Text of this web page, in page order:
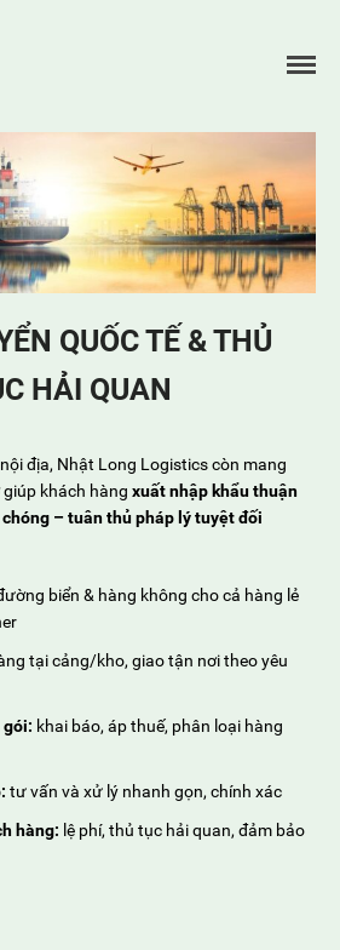
Giới thiệu
Dịch vụ
Đối tác
Tuyển dụng
Liên hệ
QUỐC TẾ & THỦ
HẢI QUAN
địa, Nhật Long Logistics còn mang
khách hàng xuất nhập khẩu thuận
– tuân thủ pháp lý tuyệt đối
biển & hàng không cho cả hàng lẻ
tại cảng/kho, giao tận nơi theo yêu
gói: khai báo, áp thuế, phân loại hàng
tư vấn và xử lý nhanh gọn, chính xác
hàng: lệ phí, thủ tục hải quan, đảm bảo